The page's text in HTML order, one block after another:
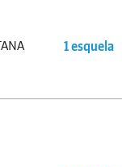
1 esquela